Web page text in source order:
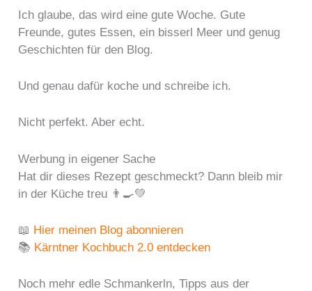
Ich glaube, das wird eine gute Woche. Gute
Freunde, gutes Essen, ein bisserl Meer und genug
Geschichten für den Blog.
Und genau dafür koche und schreibe ich.
Nicht perfekt. Aber echt.
Werbung in eigener Sache
Hat dir dieses Rezept geschmeckt? Dann bleib mir
in der Küche treu 👨‍🍳💚
📖 Hier meinen Blog abonnieren
📚 Kärntner Kochbuch 2.0 entdecken
Noch mehr edle Schmankerln, Tipps aus der